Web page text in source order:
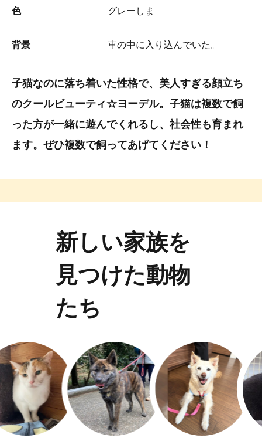
色 グレーしま
背景 車の中に入り込んでいた。
子猫なのに落ち着いた性格で、美人すぎる顔立ち
のクールビューティ☆ヨーデル。子猫は複数で飼
った方が一緒に遊んでくれるし、社会性も育まれ
ます。ぜひ複数で飼ってあげてください！
新しい家族を
見つけた動物
たち